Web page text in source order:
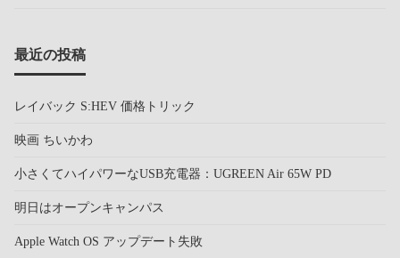
最近の投稿
レイバック S:HEV 価格トリック
映画 ちいかわ
小さくてハイパワーなUSB充電器：UGREEN Air 65W PD
明日はオープンキャンパス
Apple Watch OS アップデート失敗